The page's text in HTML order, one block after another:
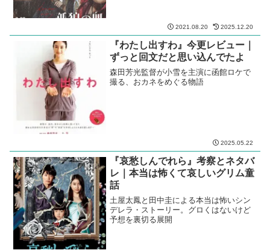
2021.08.20 2025.12.20
『わたし出すわ』今更レビュー｜
ずっと回文だと思い込んでたよ
森田芳光監督が小雪を主演に函館ロケで
撮る、おカネをめぐる物語
2025.05.22
『哀愁しんでれら』考察とネタバ
レ｜本当は怖くて哀しいグリム童
話
土屋太鳳と田中圭による本当は怖いシン
デレラ・ストーリー。グロくはないけど
予想を裏切る展開